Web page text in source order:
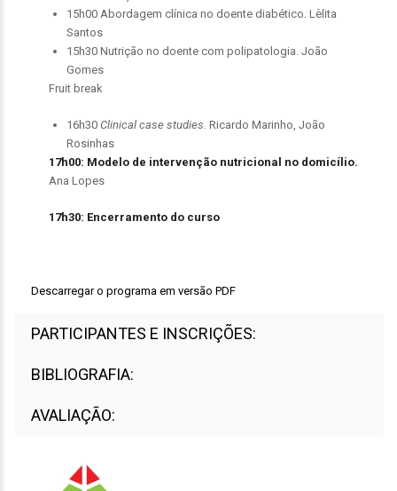
15h00 Abordagem clínica no doente diabético. Lèlita
Santos
15h30 Nutrição no doente com polipatologia. João
Gomes
Fruit break
16h30 Clinical case studies. Ricardo Marinho, João
Rosinhas
17h00: Modelo de intervenção nutricional no domicílio.
Ana Lopes
17h30: Encerramento do curso
Descarregar o programa em versão PDF
PARTICIPANTES E INSCRIÇÕES:
BIBLIOGRAFIA:
AVALIAÇÃO: